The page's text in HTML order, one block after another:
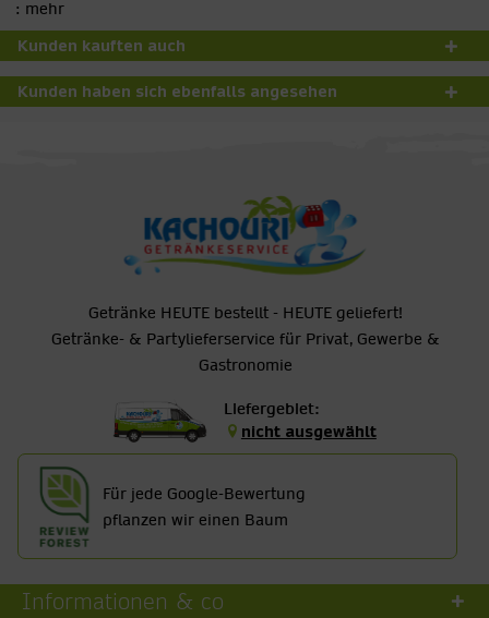
: mehr
Kunden kauften auch
Kunden haben sich ebenfalls angesehen
Getränke HEUTE bestellt - HEUTE geliefert!
Getränke- & Partylieferservice für Privat, Gewerbe &
Gastronomie
Liefergebiet:
nicht ausgewählt
Für jede Google-Bewertung
pflanzen wir einen Baum
Informationen & co